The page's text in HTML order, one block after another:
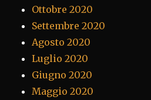
Ottobre 2020
Settembre 2020
Agosto 2020
Luglio 2020
Giugno 2020
Maggio 2020